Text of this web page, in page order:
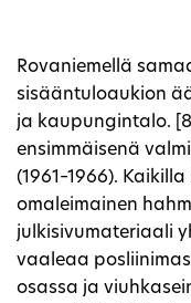
Rovaniemellä
sisääntuloaukion
ja kaupungintalo.
ensimmäisenä
(1961–1966).
omaleimainen
julkisivumateriaali
vaaleaa
osassa ja